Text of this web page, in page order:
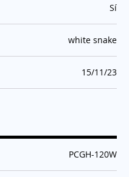
:Sí
:white snake
:15/11/23
:PCGH-120W